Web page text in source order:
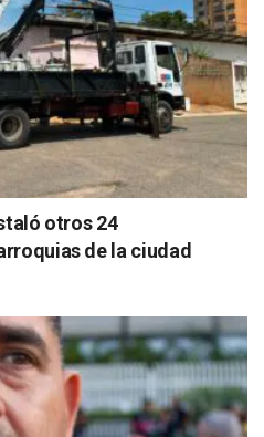
otros 24
de la ciudad